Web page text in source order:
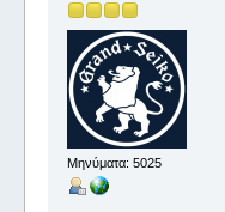
Μηνύματα: 5025